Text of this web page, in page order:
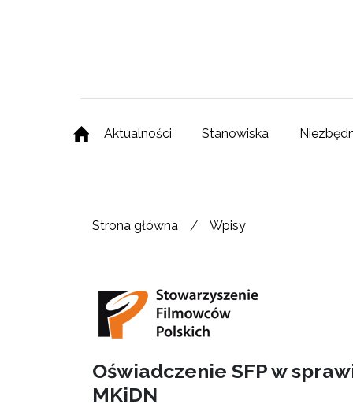
Aktualności Stanowiska
Strona główna / Wpisy
Oświadczenie SFP w
MKiDN